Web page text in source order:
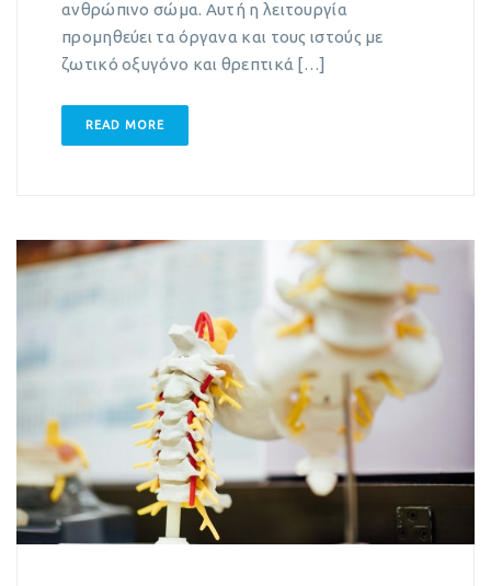
ανθρώπινο σώμα. Αυτή η λειτουργία
προμηθεύει τα όργανα και τους ιστούς με
ζωτικό οξυγόνο και θρεπτικά […]
READ MORE